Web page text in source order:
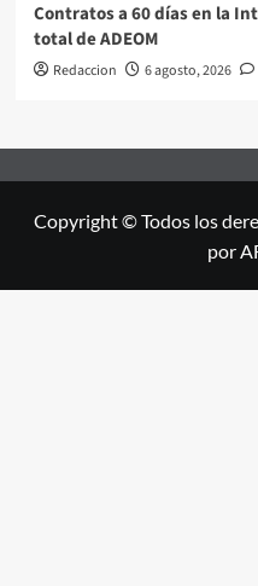
Contratos a 60 días en la
total de ADEOM
Redaccion 6 agosto, 2026
Copyright © Todos los
por